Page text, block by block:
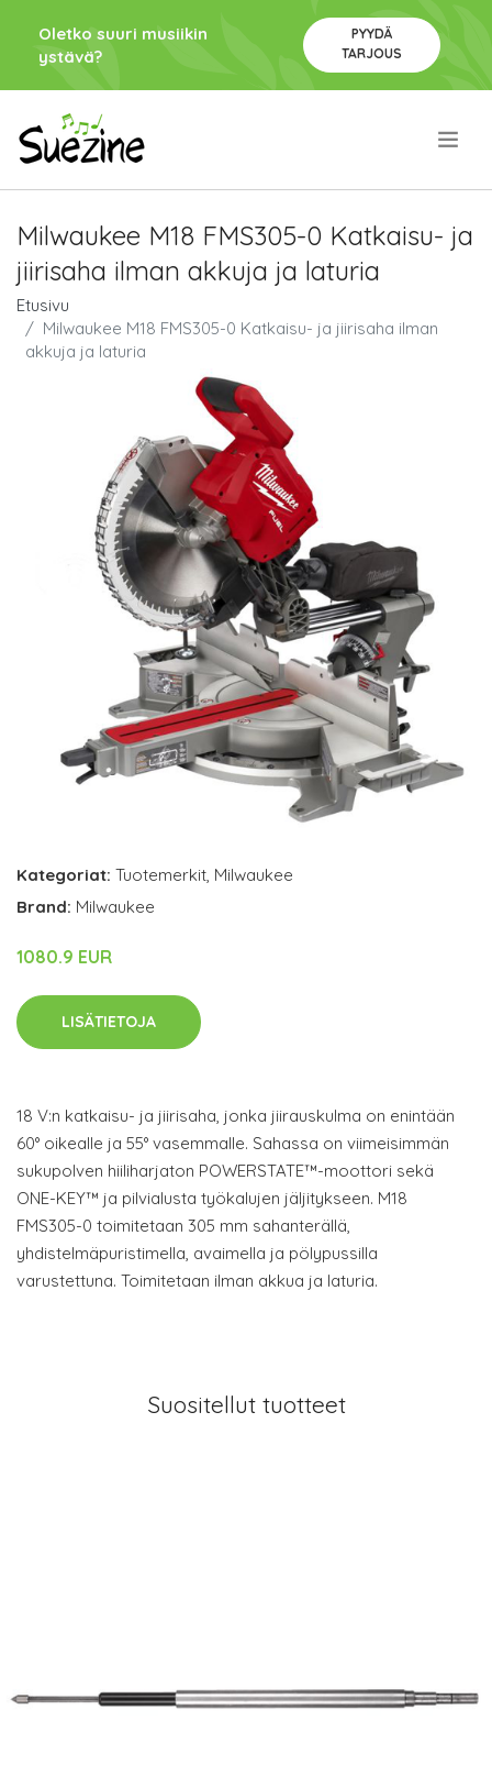
Oletko suuri musiikin
ystävä?
PYYDÄ
TARJOUS
Milwaukee M18 FMS305-0 Katkaisu- ja
jiirisaha ilman akkuja ja laturia
Etusivu
Milwaukee M18 FMS305-0 Katkaisu- ja jiirisaha ilman
akkuja ja laturia
Kategoriat: Tuotemerkit, Milwaukee
Brand: Milwaukee
1080.9 EUR
LISÄTIETOJA
18 V:n katkaisu- ja jiirisaha, jonka jiirauskulma on enintään
60° oikealle ja 55° vasemmalle. Sahassa on viimeisimmän
sukupolven hiiliharjaton POWERSTATE™-moottori sekä
ONE-KEY™ ja pilvialusta työkalujen jäljitykseen. M18
FMS305-0 toimitetaan 305 mm sahanterällä,
yhdistelmäpuristimella, avaimella ja pölypussilla
varustettuna. Toimitetaan ilman akkua ja laturia.
Suositellut tuotteet